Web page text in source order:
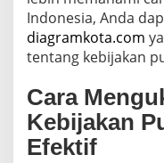
Indonesia, Anda
diagramkota.com
tentang kebijakan
Cara
Kebijakan
Efektif